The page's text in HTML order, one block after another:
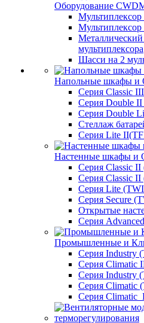
Оборудование
мультиплексора
Шасси на 2
Напольные шкафы и
Серия Classic
Серия Double
Серия Double
Стеллаж
Серия Lite
Настенные шкафы и
Серия Classic
Серия Classic
Серия Lite
Серия Secure
Открытые
Серия
Промышленные и
Серия Industry
Серия Climatic
Серия Industry
Серия Climatic
Серия